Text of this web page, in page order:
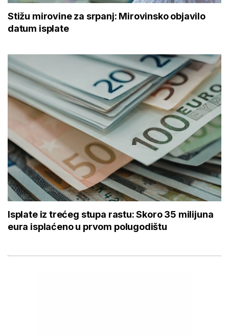
Stižu mirovine za srpanj: Mirovinsko objavilo
datum isplate
Isplate iz trećeg stupa rastu: Skoro 35 milijuna
eura isplaćeno u prvom polugodištu